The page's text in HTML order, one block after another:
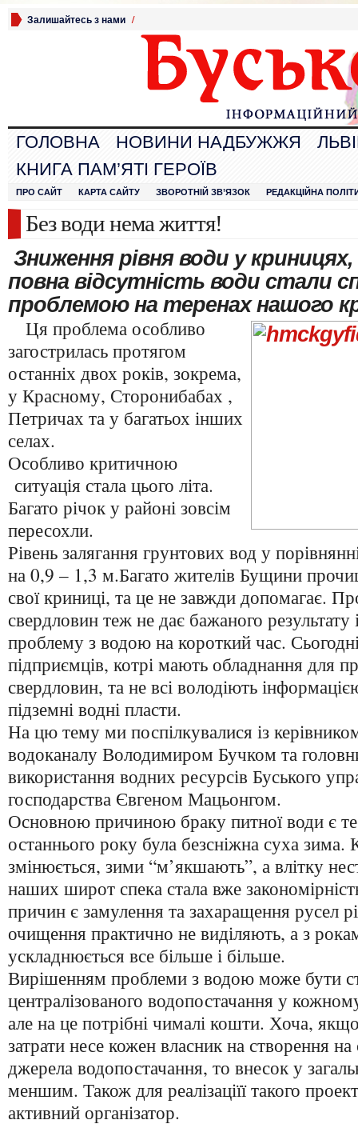
Залишайтесь з нами /
ГОЛОВНА НОВИНИ НАДБУЖЖЯ
КНИГА ПАМ’ЯТІ ГЕРОЇВ
ПРО САЙТ КАРТА САЙТУ ЗВОРОТНІЙ ЗВ’ЯЗОК РЕДАКЦІЙНА
Без води нема життя!
Зниження рівня води у криницях,
повна відсутність води стали
проблемою на теренах нашого
Ця проблема особливо
загострилась протягом
останніх двох років, зокрема,
у Красному, Сторонибабах ,
Петричах та у багатьох інших
селах.
Особливо критичною
ситуація стала цього літа.
Багато річок у районі зовсім
пересохли.
Рівень залягання грунтових вод у
на 0,9 – 1,3 м.Багато жителів Бущини
свої криниці, та це не завжди допомагає.
свердловин теж не дає бажаного
проблему з водою на короткий час.
підприємців, котрі мають обладнання для
свердловин, та не всі володіють
підземні водні пласти.
На цю тему ми поспілкувалися із
водоканалу Володимиром Бучком та
використання водних ресурсів Буського
господарства Євгеном Мацьонгом.
Основною причиною браку питної води є
останнього року була безсніжна суха зима.
змінюється, зими “м’якшають”, а влітку
наших широт спека стала вже
причин є замулення та захаращення русел
очищення практично не виділяють, а з
ускладнюється все більше і більше.
Вирішенням проблеми з водою може бути
централізованого водопостачання у
але на це потрібні чималі кошти. Хоча,
затрати несе кожен власник на створення на
джерела водопостачання, то внесок у
меншим. Також для реалізаціїї такого
активний організатор.